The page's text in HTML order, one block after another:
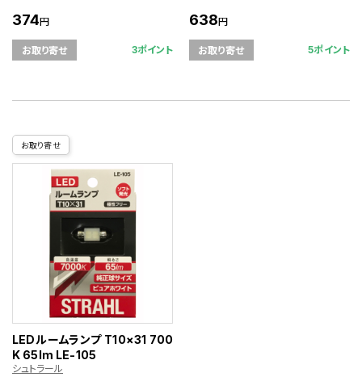
374円
お取り寄せ 3ポイント
638円
お取り寄せ 5ポイント
お取り寄せ
LEDルームランプ T10×31 700
K 65lm LE-105
シュトラール